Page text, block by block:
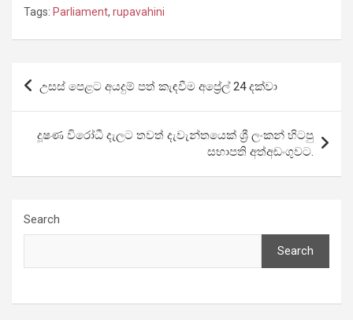
Tags: Parliament, rupavahini
Post
navigation
උසස් පෙළට අයදුම් පත් කැඳවීම අප්‍රේල් 24 දක්වා
දූෂණ විරෝධී දැලට තවත් දැවැන්තයෙක් ශ්‍රී ලංකන් හිටපු
සභාපති අත්අඩංගුවට.
Search
Search